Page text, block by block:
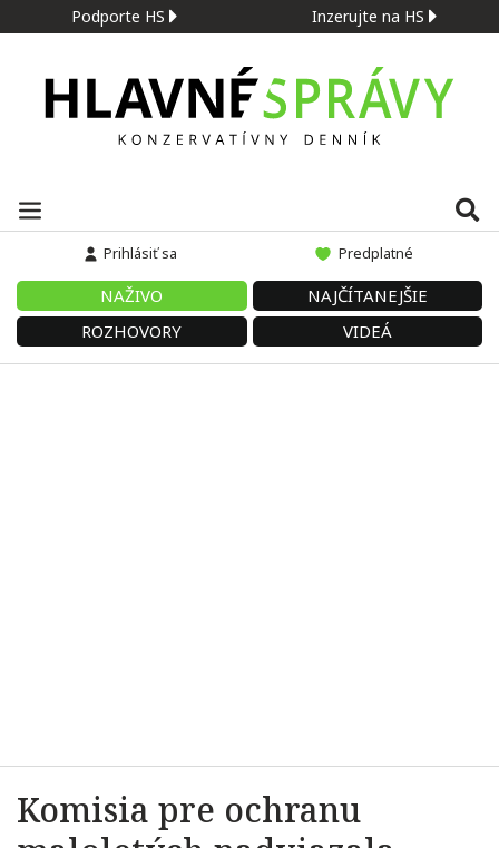
Podporte HS Inzerujte na HS
Prihlásiť sa Predplatné
NAŽIVO
NAJČÍTANEJŠIE
ROZHOVORY
VIDEÁ
Komisia pre ochranu